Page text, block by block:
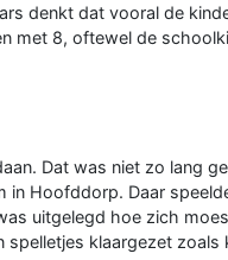
denkt dat vooral de
met 8, oftewel de
Dat was niet zo lang
in Hoofddorp. Daar
uitgelegd hoe zich
klaargezet zoals